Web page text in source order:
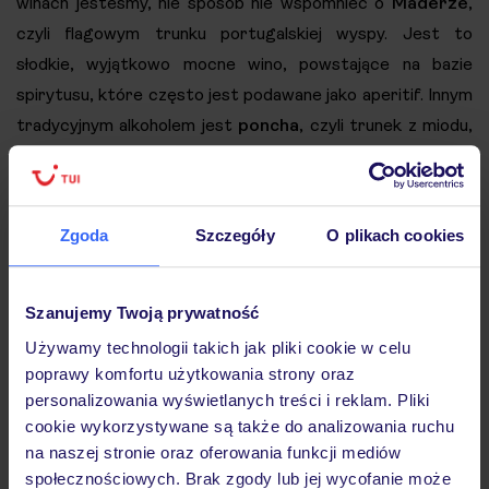
Zgoda Szczegóły O plikach cookies
Szanujemy Twoją prywatność
Używamy technologii takich jak pliki cookie w celu
poprawy komfortu użytkowania strony oraz
personalizowania wyświetlanych treści i reklam. Pliki
cookie wykorzystywane są także do analizowania ruchu
na naszej stronie oraz oferowania funkcji mediów
społecznościowych. Brak zgody lub jej wycofanie może
czyli flagowym trunku portugalskiej wyspy. Jest to
słodkie, wyjątkowo mocne wino, powstające na bazie
spirytusu, które często jest podawane jako aperitif. Innym
tradycyjnym alkoholem jest poncha, czyli trunek z miodu,
Macie ochotę na maderską kuchnię? Już teraz
zarezerwujcie wakacje w krainie wiecznej wiosny!
Smacznego!
MINUTE®!